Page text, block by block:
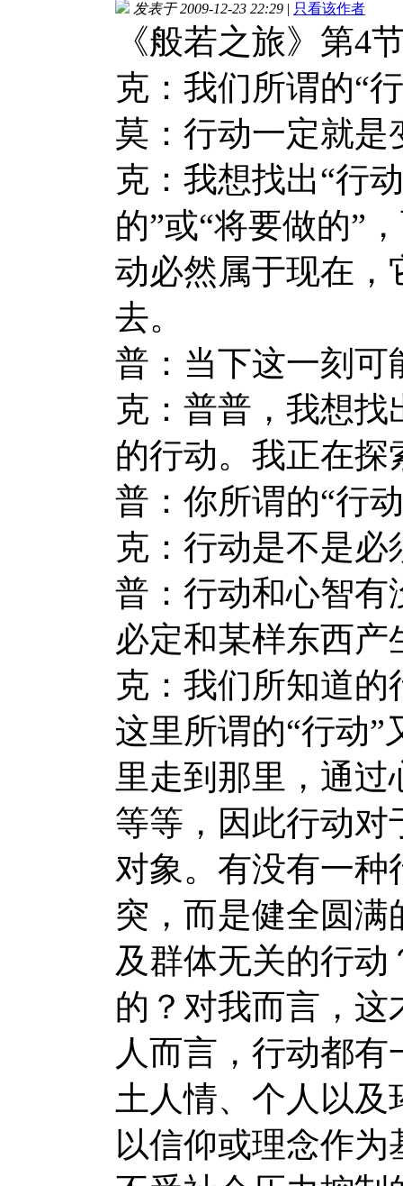
发表于 2009-12-23 22:29 | 只看该作者
《般若之旅》第4
克：我们所谓的“
莫：行动一定就是
克：我想找出“行
的”或“将要做的”
动必然属于现在，
去。
普：当下这一刻可
克：普普，我想
的行动。我正在
普：你所谓的“行
克：行动是不是
普：行动和心智有
必定和某样东西
克：我们所知道
这里所谓的“行动
里走到那里，通
等等，因此行动对
对象。有没有一
突，而是健全圆
及群体无关的行
的？对我而言，
人而言，行动都
土人情、个人以
以信仰或理念作